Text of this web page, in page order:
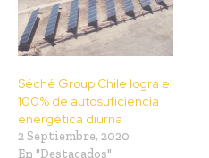
Séché Group Chile logra el
100% de autosuficiencia
energética diurna
2 Septiembre, 2020
En "Destacados"